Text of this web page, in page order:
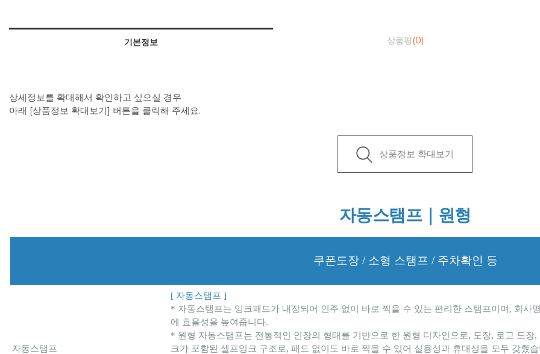
기본정보 상품평 (0)
상세정보를 확대해서 확인하고 싶으실 경우
아래 [상품정보 확대보기] 버튼을 클릭해 주세요.
상품정보 확대보기
자동스탬프｜원형
쿠폰도장 / 소형 스탬프 / 주차확인 등
자동스탬프
[ 자동스탬프 ]
* 자동스탬프는 잉크패드가 내장되어 인주 없이 바로 찍을 수 있는 편리한 스탬프이며, 회사
에 효율성을 높여줍니다.
* 원형 자동스탬프는 전통적인 인장의 형태를 기반으로 한 원형 디자인으로, 도장, 로고 도
크가 포함된 셀프잉크 구조로, 패드 없이도 바로 찍을 수 있어 실용성과 휴대성을 모두 갖췄